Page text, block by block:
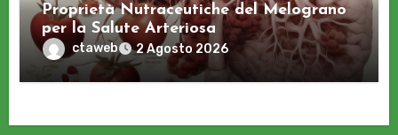
Proprietà Nutraceutiche del Melograno
per la Salute Arteriosa
ctaweb 2 Agosto 2026